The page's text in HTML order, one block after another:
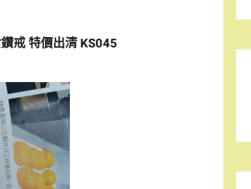
戒 特價出清 KS045